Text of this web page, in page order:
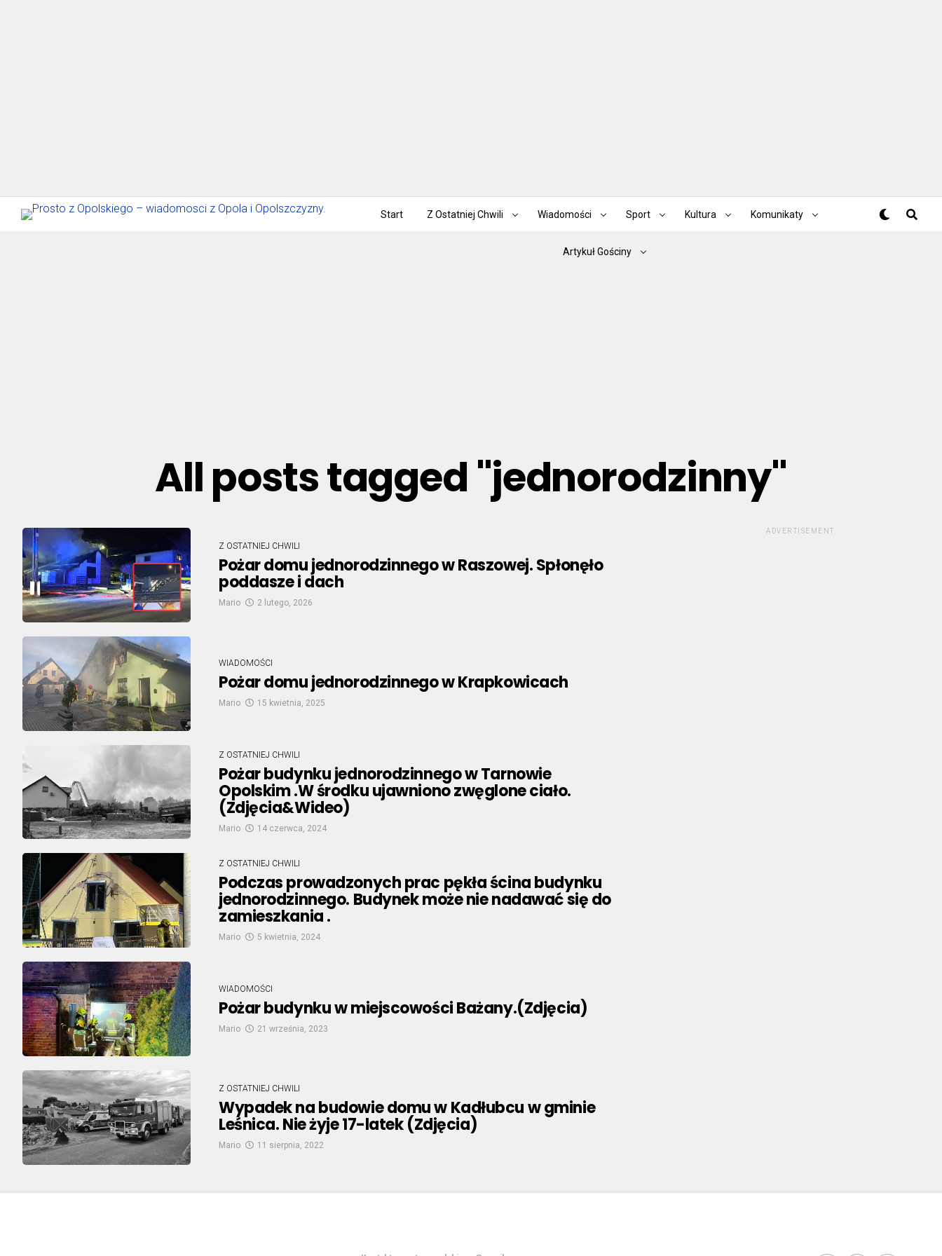
Start Z Ostatniej Chwili Wiadomości Sport Kultura Komunikaty
Artykuł Gościny
All posts tagged "jednorodzinny"
Z OSTATNIEJ CHWILI
Pożar domu jednorodzinnego w Raszowej. Spłonęło
poddasze i dach
Mario 2 lutego, 2026
WIADOMOŚCI
Pożar domu jednorodzinnego w Krapkowicach
Mario 15 kwietnia, 2025
Z OSTATNIEJ CHWILI
Pożar budynku jednorodzinnego w Tarnowie
Opolskim .W środku ujawniono zwęglone ciało.
(Zdjęcia&Wideo)
Mario 14 czerwca, 2024
Z OSTATNIEJ CHWILI
Podczas prowadzonych prac pękła ścina budynku
jednorodzinnego. Budynek może nie nadawać się do
zamieszkania .
Mario 5 kwietnia, 2024
WIADOMOŚCI
Pożar budynku w miejscowości Bażany.(Zdjęcia)
Mario 21 września, 2023
Z OSTATNIEJ CHWILI
Wypadek na budowie domu w Kadłubcu w gminie
Leśnica. Nie żyje 17-latek (Zdjęcia)
Mario 11 sierpnia, 2022
ADVERTISEMENT